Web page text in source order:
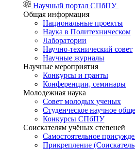
Научный портал СПбПУ
Общая информация
Национальные проекты
Наука в Политехническом
Лаборатории
Научно-технический совет
Научные журналы
Научные мероприятия
Конкурсы и гранты
Конференции, семинары
Молодежная наука
Совет молодых ученых
Студенческое научное
Конкурсы СПбПУ
Соискателям учёных степеней
Самостоятельное
Прикрепление